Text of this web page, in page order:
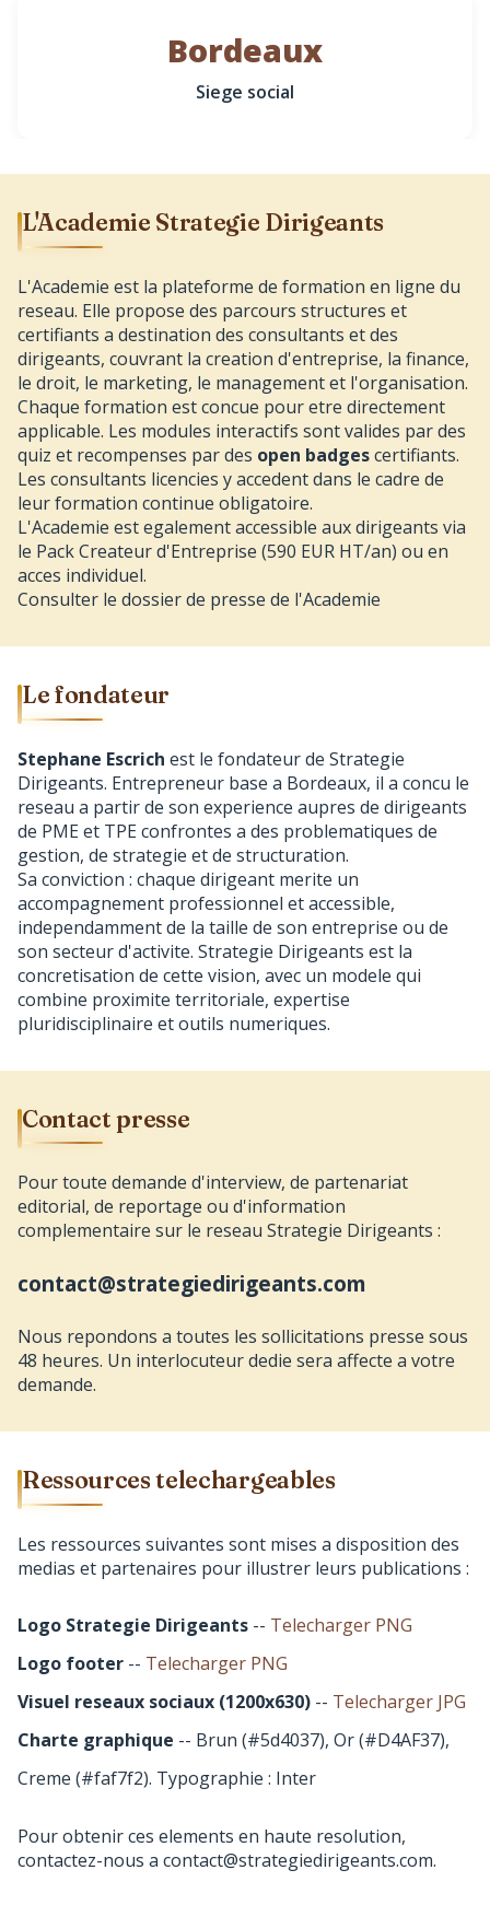
Bordeaux
Siege social
L'Academie Strategie Dirigeants
L'Academie est la plateforme de formation en ligne du
reseau. Elle propose des parcours structures et
certifiants a destination des consultants et des
dirigeants, couvrant la creation d'entreprise, la finance,
le droit, le marketing, le management et l'organisation.
Chaque formation est concue pour etre directement
applicable. Les modules interactifs sont valides par des
quiz et recompenses par des open badgescertifiants.
Les consultants licencies y accedent dans le cadre de
leur formation continue obligatoire.
L'Academie est egalement accessible aux dirigeants via
le Pack Createur d'Entreprise (590 EUR HT/an) ou en
acces individuel.
Consulter le dossier de presse de l'Academie
Le fondateur
Stephane Escrich est le fondateur de Strategie
Dirigeants. Entrepreneur base a Bordeaux, il a concu le
reseau a partir de son experience aupres de dirigeants
de PME et TPE confrontes a des problematiques de
gestion, de strategie et de structuration.
Sa conviction : chaque dirigeant merite un
accompagnement professionnel et accessible,
independamment de la taille de son entreprise ou de
son secteur d'activite. Strategie Dirigeants est la
concretisation de cette vision, avec un modele qui
combine proximite territoriale, expertise
pluridisciplinaire et outils numeriques.
Contact presse
Pour toute demande d'interview, de partenariat
editorial, de reportage ou d'information
complementaire sur le reseau Strategie Dirigeants :
contact@strategiedirigeants.com
Nous repondons a toutes les sollicitations presse sous
48 heures. Un interlocuteur dedie sera affecte a votre
demande.
Ressources telechargeables
Les ressources suivantes sont mises a disposition des
medias et partenaires pour illustrer leurs publications :
Logo Strategie Dirigeants -- Telecharger PNG
Logo footer -- Telecharger PNG
Visuel reseaux sociaux (1200x630) -- Telecharger JPG
Charte graphique -- Brun (#5d4037), Or (#D4AF37),
Creme (#faf7f2). Typographie : Inter
Pour obtenir ces elements en haute resolution,
contactez-nous a contact@strategiedirigeants.com.